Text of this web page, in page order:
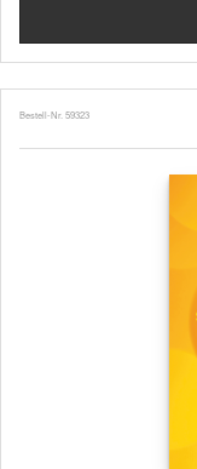
Bestell-Nr. 59323